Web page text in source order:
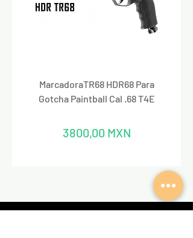
MarcadoraTR68 HDR68 Para
Gotcha Paintball Cal .68 T4E
Precio
3800,00 MXN